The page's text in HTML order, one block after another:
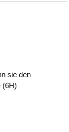
sie den
(6H)